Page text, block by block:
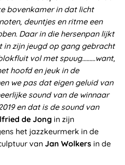
bovenkamer in dat licht
deuntjes en ritme een
Daar in die hersenpan lijkt
zijn jeugd op gang gebracht
vol met spuug………want,
hoofd en jeuk in de
we pas dat eigen geluid van
sound van de winnaar
en dat is de sound van
de Jong in zijn
het jazzkeurmerk in de
van Jan Wolkers in de